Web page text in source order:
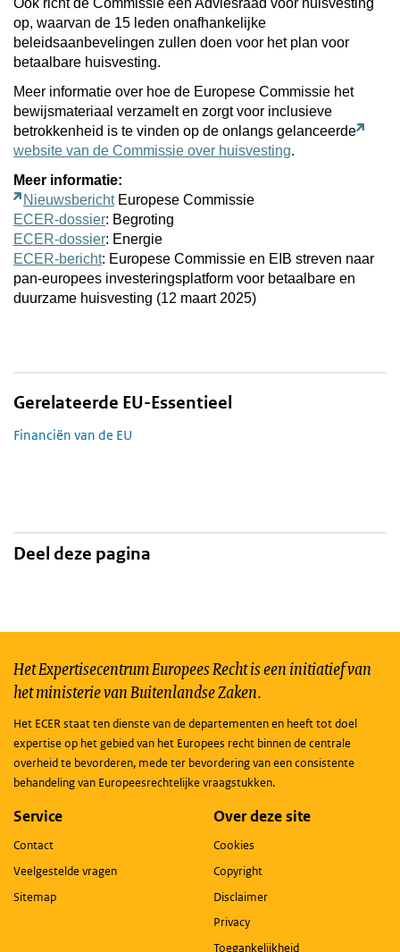
op, waarvan de 15 leden onafhankelijke
beleidsaanbevelingen zullen doen voor het plan voor
betaalbare huisvesting.
Meer informatie over hoe de Europese Commissie het
bewijsmateriaal verzamelt en zorgt voor inclusieve
betrokkenheid is te vinden op de onlangs gelanceerde
website van de Commissie over huisvesting.
Meer informatie:
NieuwsberichtEuropese Commissie
ECER-dossier: Begroting
ECER-dossier: Energie
ECER-bericht: Europese Commissie en EIB streven naar
pan-europees investeringsplatform voor betaalbare en
duurzame huisvesting (12 maart 2025)
Gerelateerde EU-Essentieel
Financiën van de EU
Deel deze pagina
Het Expertisecentrum Europees Recht is een initiatief van
het ministerie van Buitenlandse Zaken.
Het ECER staat ten dienste van de departementen en heeft tot doel
expertise op het gebied van het Europees recht binnen de centrale
overheid te bevorderen, mede ter bevordering van een consistente
behandeling van Europeesrechtelijke vraagstukken.
Service
Contact
Veelgestelde vragen
Sitemap
Over deze site
Cookies
Copyright
Disclaimer
Privacy
Toegankelijkheid